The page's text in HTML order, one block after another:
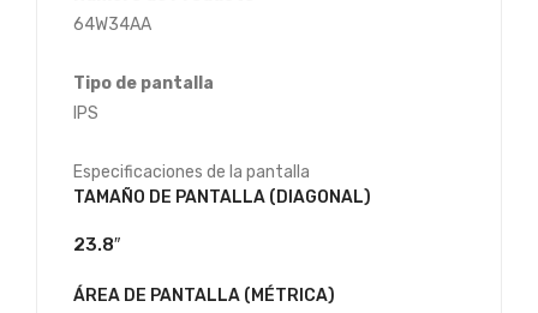
64W34AA
Tipo de pantalla
IPS
Especificaciones de la pantalla
TAMAÑO DE PANTALLA (DIAGONAL)
23.8″
ÁREA DE PANTALLA (MÉTRICA)